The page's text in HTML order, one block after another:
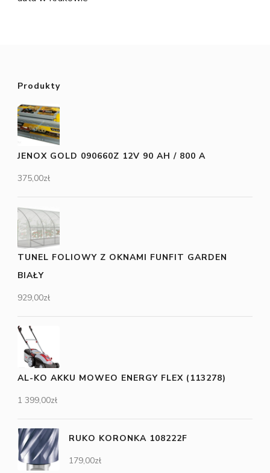
Produkty
JENOX GOLD 090660Z 12V 90 AH / 800 A
375,00zł
TUNEL FOLIOWY Z OKNAMI FUNFIT GARDEN
BIAŁY
929,00zł
AL-KO AKKU MOWEO ENERGY FLEX (113278)
1 399,00zł
RUKO KORONKA 108222F
179,00zł